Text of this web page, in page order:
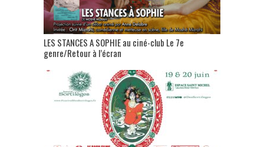
LES STANCES A SOPHIE au ciné-club Le 7e
genre/Retour à l’écran